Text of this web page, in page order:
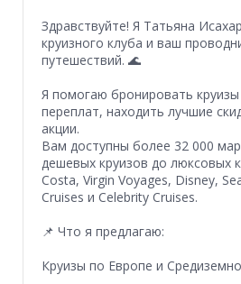
Здравствуйте! Я Татьяна
круизного клуба и ваш
путешествий. 🌊
Я помогаю бронировать
переплат, находить лучшие
акции.
Вам доступны более 32 000
дешевых круизов до люксовых
Costa, Virgin Voyages, Disney,
Cruises и Celebrity Cruises.
📌 Что я предлагаю:
Круизы по Европе и